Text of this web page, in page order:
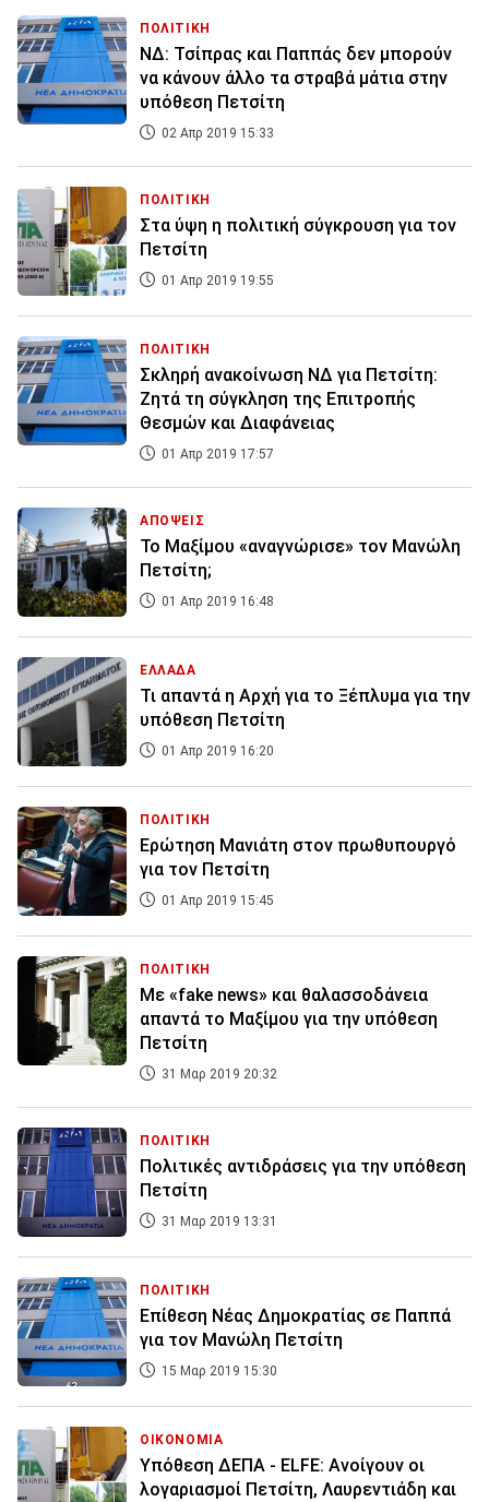
ΠΟΛΙΤΙΚΗ
ΝΔ: Τσίπρας και Παππάς δεν μπορούν
να κάνουν άλλο τα στραβά μάτια στην
υπόθεση Πετσίτη
02 Απρ 2019 15:33
ΠΟΛΙΤΙΚΗ
Στα ύψη η πολιτική σύγκρουση για τον
Πετσίτη
01 Απρ 2019 19:55
ΠΟΛΙΤΙΚΗ
Σκληρή ανακοίνωση ΝΔ για Πετσίτη:
Ζητά τη σύγκληση της Επιτροπής
Θεσμών και Διαφάνειας
01 Απρ 2019 17:57
ΑΠΟΨΕΙΣ
Το Μαξίμου «αναγνώρισε» τον Μανώλη
Πετσίτη;
01 Απρ 2019 16:48
ΕΛΛΑΔΑ
Τι απαντά η Αρχή για το Ξέπλυμα για την
υπόθεση Πετσίτη
01 Απρ 2019 16:20
ΠΟΛΙΤΙΚΗ
Ερώτηση Μανιάτη στον πρωθυπουργό
για τον Πετσίτη
01 Απρ 2019 15:45
ΠΟΛΙΤΙΚΗ
Με «fake news» και θαλασσοδάνεια
απαντά το Μαξίμου για την υπόθεση
Πετσίτη
31 Μαρ 2019 20:32
ΠΟΛΙΤΙΚΗ
Πολιτικές αντιδράσεις για την υπόθεση
Πετσίτη
31 Μαρ 2019 13:31
ΠΟΛΙΤΙΚΗ
Επίθεση Νέας Δημοκρατίας σε Παππά
για τον Μανώλη Πετσίτη
15 Μαρ 2019 15:30
ΟΙΚΟΝΟΜΙΑ
Υπόθεση ΔΕΠΑ - ELFE: Ανοίγουν οι
λογαριασμοί Πετσίτη, Λαυρεντιάδη και